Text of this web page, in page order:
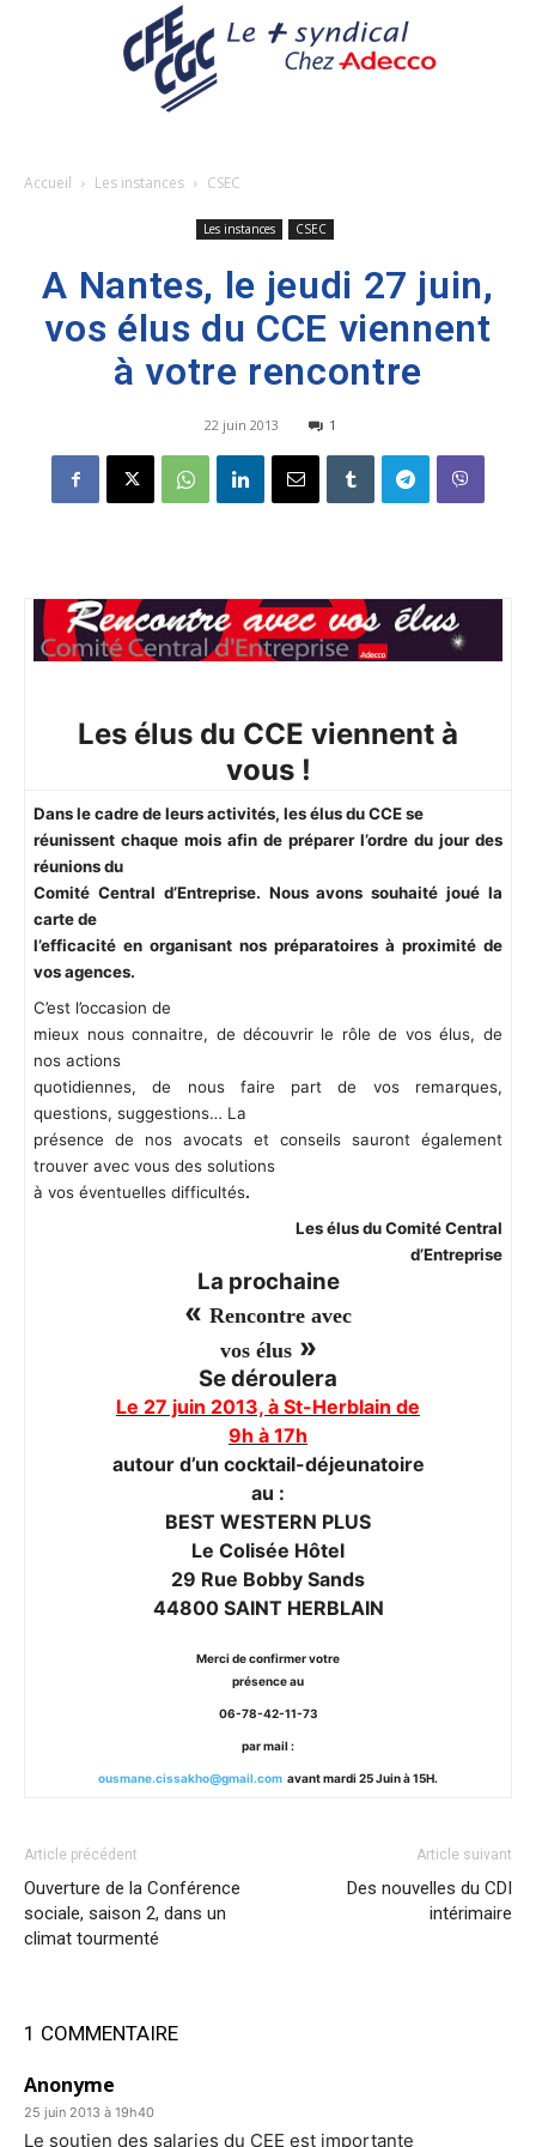
Accueil Les instances CSEC
Les instances CSEC
A Nantes, le jeudi 27 juin,
vos élus du CCE viennent
à votre rencontre
22 juin 2013 1
Les élus du CCE viennent à
vous !
Dans le cadre de leurs activités, les élus du CCE se
réunissent chaque mois afin de préparer l’ordre du jour des
réunions du
Comité Central d’Entreprise. Nous avons souhaité joué la
carte de
l’efficacité en organisant nos préparatoires à proximité de
vos agences.
C’est l’occasion de
mieux nous connaitre, de découvrir le rôle de vos élus, de
nos actions
quotidiennes, de nous faire part de vos remarques,
questions, suggestions… La
présence de nos avocats et conseils sauront également
trouver avec vous des solutions
à vos éventuelles difficultés.
Les élus du Comité Central
d’Entreprise
La prochaine
« Rencontre avec
vos élus»
Se déroulera
Le 27 juin 2013, à St-Herblain de
9h à 17h
autour d’un cocktail-déjeunatoire
au :
BEST WESTERN PLUS
Le Colisée Hôtel
29 Rue Bobby Sands
44800 SAINT HERBLAIN
Merci de confirmer votre
présence au
06-78-42-11-73
par mail :
ousmane.cissakho@gmail.com avant mardi 25 Juin à 15H.
Article précédent
Ouverture de la Conférence
sociale, saison 2, dans un
climat tourmenté
Article suivant
Des nouvelles du CDI
intérimaire
1 COMMENTAIRE
Anonyme
25 juin 2013 à 19h40
Le soutien des salaries du CEE est importante